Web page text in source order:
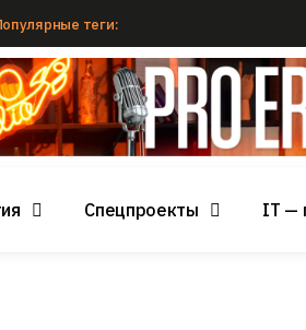
теги:
Спецпроекты IT —